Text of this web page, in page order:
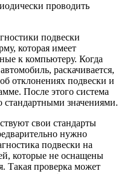
проводить
подвески
которая имеет
к компьютеру. Когда
раскачивается,
отклонениях подвески и
После этого система
стандартными значениями.
свои стандарты
нужно
подвески на
которые не оснащены
Такая проверка может